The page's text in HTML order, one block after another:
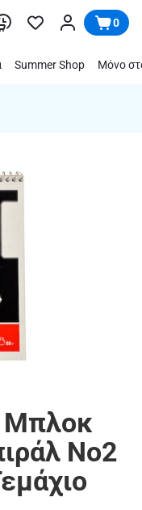
0
Summer Shop Μόνο
Μπλοκ
Νο2